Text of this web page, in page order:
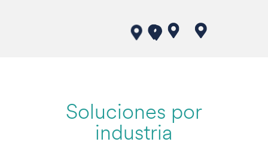
Soluciones por
industria